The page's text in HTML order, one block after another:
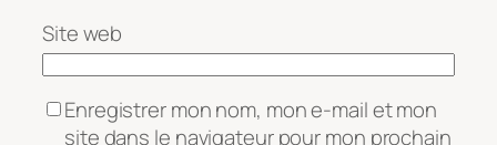
Site web
Enregistrer mon nom, mon e-mail et mon
site dans le navigateur pour mon prochain